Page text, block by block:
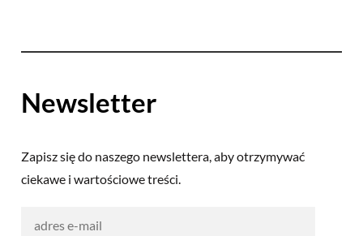
Newsletter
Zapisz się do naszego newslettera, aby otrzymywać
ciekawe i wartościowe treści.